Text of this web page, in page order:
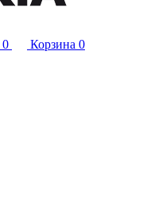
0 Корзина 0